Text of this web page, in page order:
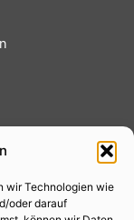
wir Technologien wie
oder darauf